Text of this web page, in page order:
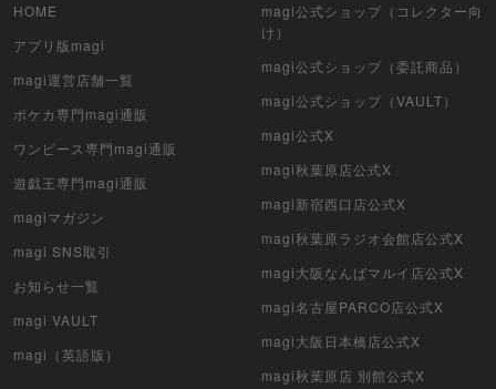
HOME
アプリ版magi
magi運営店舗一覧
ポケカ専門magi通販
ワンピース専門magi通販
遊戯王専門magi通販
magiマガジン
magi SNS取引
お知らせ一覧
magi VAULT
magi（英語版）
magi公式ショップ（コレクター向
け）
magi公式ショップ（委託商品）
magi公式ショップ（VAULT）
magi公式X
magi秋葉原店公式X
magi新宿西口店公式X
magi秋葉原ラジオ会館店公式X
magi大阪なんばマルイ店公式X
magi名古屋PARCO店公式X
magi大阪日本橋店公式X
magi秋葉原店 別館公式X